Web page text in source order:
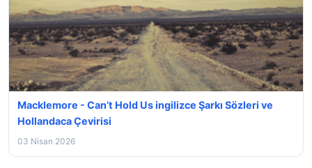
Macklemore - Can’t Hold Us ingilizce Şarkı Sözleri ve
Hollandaca Çevirisi
03 Nisan 2026